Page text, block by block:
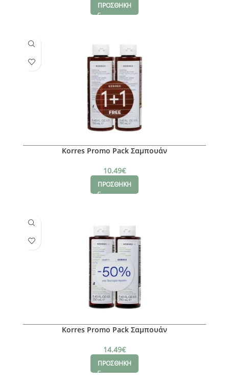
ΠΡΟΣΘΗΚΗ
Korres Promo Pack Σαμπουάν
10.49€
ΠΡΟΣΘΗΚΗ
Korres Promo Pack Σαμπουάν
14.49€
ΠΡΟΣΘΗΚΗ